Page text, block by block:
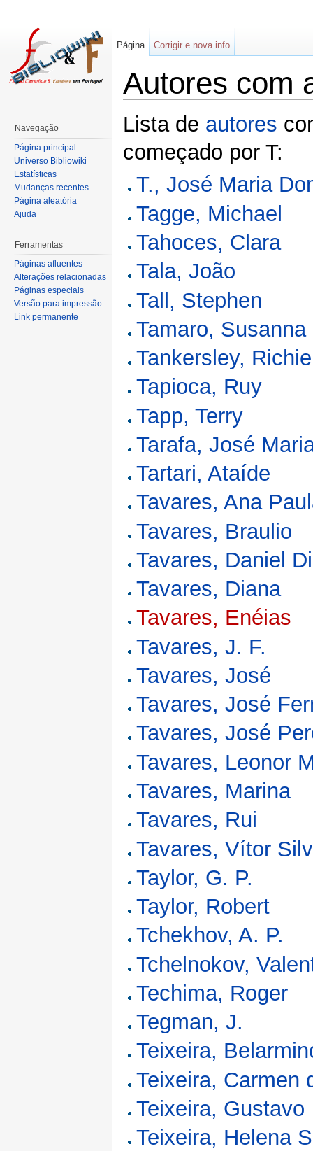
Autores com
Lista de autores
começado por T:
T., José Maria
Tagge, Michael
Tahoces, Clara
Tala, João
Tall, Stephen
Tamaro, Susanna
Tankersley, Richie
Tapioca, Ruy
Tapp, Terry
Tarafa, José
Tartari, Ataíde
Tavares, Ana
Tavares, Braulio
Tavares, Daniel
Tavares, Diana
Tavares, Enéias
Tavares, J. F.
Tavares, José
Tavares, José
Tavares, José
Tavares, Leonor
Tavares, Marina
Tavares, Rui
Tavares, Vítor
Taylor, G. P.
Taylor, Robert
Tchekhov, A. P.
Tchelnokov,
Techima, Roger
Tegman, J.
Teixeira,
Teixeira, Carmen
Teixeira, Gustavo
Teixeira, Helena
Página Corrigir e nova info
Navegação
Página principal
Universo Bibliowiki
Estatísticas
Mudanças recentes
Página aleatória
Ajuda
Ferramentas
Páginas afluentes
Alterações relacionadas
Páginas especiais
Versão para impressão
Link permanente